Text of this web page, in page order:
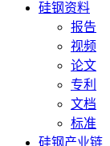
硅钢资料
报告
视频
论文
专利
文档
标准
硅钢产业链